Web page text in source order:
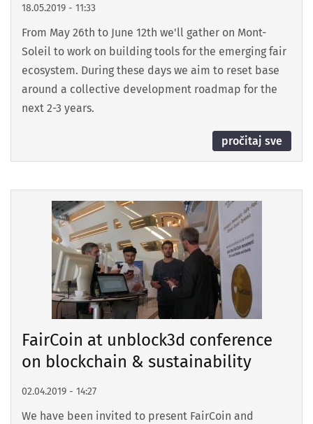
18.05.2019 - 11:33
From May 26th to June 12th we'll gather on Mont-
Soleil to work on building tools for the emerging fair
ecosystem. During these days we aim to reset base
around a collective development roadmap for the
next 2-3 years.
pročitaj sve
FairCoin at unblock3d conference
on blockchain & sustainability
02.04.2019 - 14:27
We have been invited to present FairCoin and